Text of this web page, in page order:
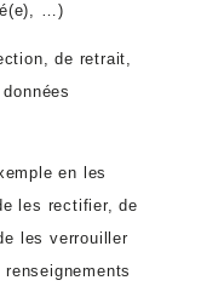
…)
de retrait,
en les
les rectifier, de
les verrouiller